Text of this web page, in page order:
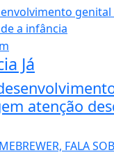
Já
atenção